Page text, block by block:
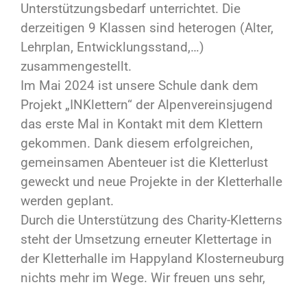
Unterstützungsbedarf unterrichtet. Die
derzeitigen 9 Klassen sind heterogen (Alter,
Lehrplan, Entwicklungsstand,…)
zusammengestellt.
Im Mai 2024 ist unsere Schule dank dem
Projekt „INKlettern“ der Alpenvereinsjugend
das erste Mal in Kontakt mit dem Klettern
gekommen. Dank diesem erfolgreichen,
gemeinsamen Abenteuer ist die Kletterlust
geweckt und neue Projekte in der Kletterhalle
werden geplant.
Durch die Unterstützung des Charity-Kletterns
steht der Umsetzung erneuter Klettertage in
der Kletterhalle im Happyland Klosterneuburg
nichts mehr im Wege. Wir freuen uns sehr,